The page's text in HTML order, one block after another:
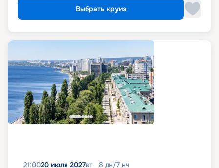
Выбрать круиз
21:0020 июля 2027вт 8 дн/7 нч